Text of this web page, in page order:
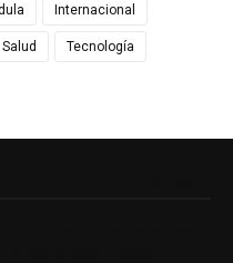
Internacional
Salud Tecnología